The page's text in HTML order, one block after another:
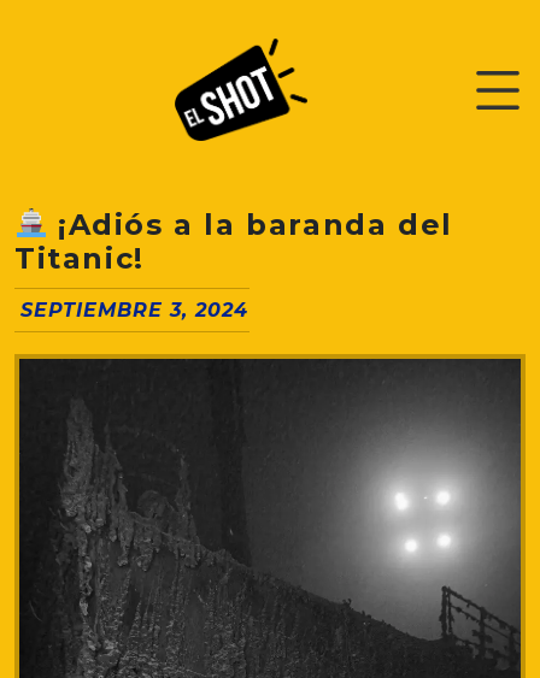
¡Adiós a la baranda del
Titanic!
SEPTIEMBRE 3, 2024